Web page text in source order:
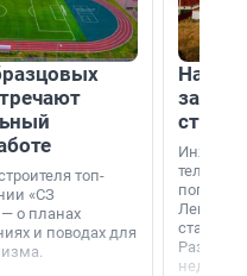
топ-
«СЗ
о планах
и поводах для
На
станции